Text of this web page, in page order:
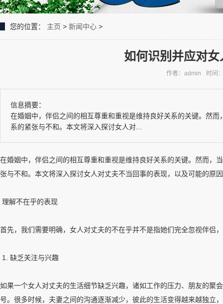
您的位置： 主页 > 新闻中心 >
如何识别并应对
作者：admin 时间
信息摘要：
在婚姻中，伴侣之间的相互尊重和重视是维持良好关系的关键。然
系的紧张与不和。本文将深入探讨女人对...
在婚姻中，伴侣之间的相互尊重和重视是维持良好关系的关键。然而，
张与不和。本文将深入探讨女人对丈夫不当回事的表现，以及可能的原
理解不在乎的表现
首先，我们需要明确，女人对丈夫的不在乎并不是指她们完全忽视伴侣
1. 缺乏关注与兴趣
如果一个女人对丈夫的生活细节缺乏兴趣，诸如工作的压力、朋友的聚
号。很多时候，夫妻之间的沟通逐渐减少，彼此的生活变得越来越独立